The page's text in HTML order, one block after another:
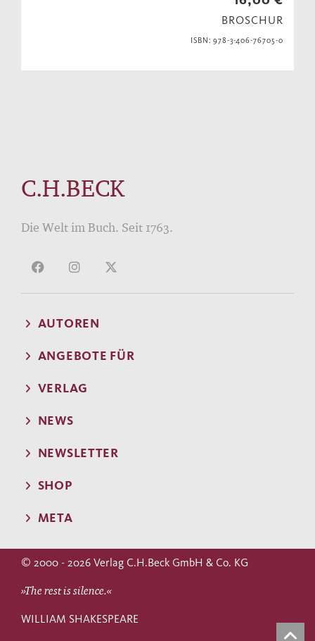
BROSCHUR
ISBN: 978-3-406-76705-0
C.H.BECK
Die Welt im Buch. Seit 1763.
AUTOREN
ANGEBOTE FÜR
VERLAG
NEWS
NEWSLETTER
SHOP
META
© 2000 - 2026 Verlag C.H.Beck GmbH & Co. KG
»The rest is silence.«
WILLIAM SHAKESPEARE